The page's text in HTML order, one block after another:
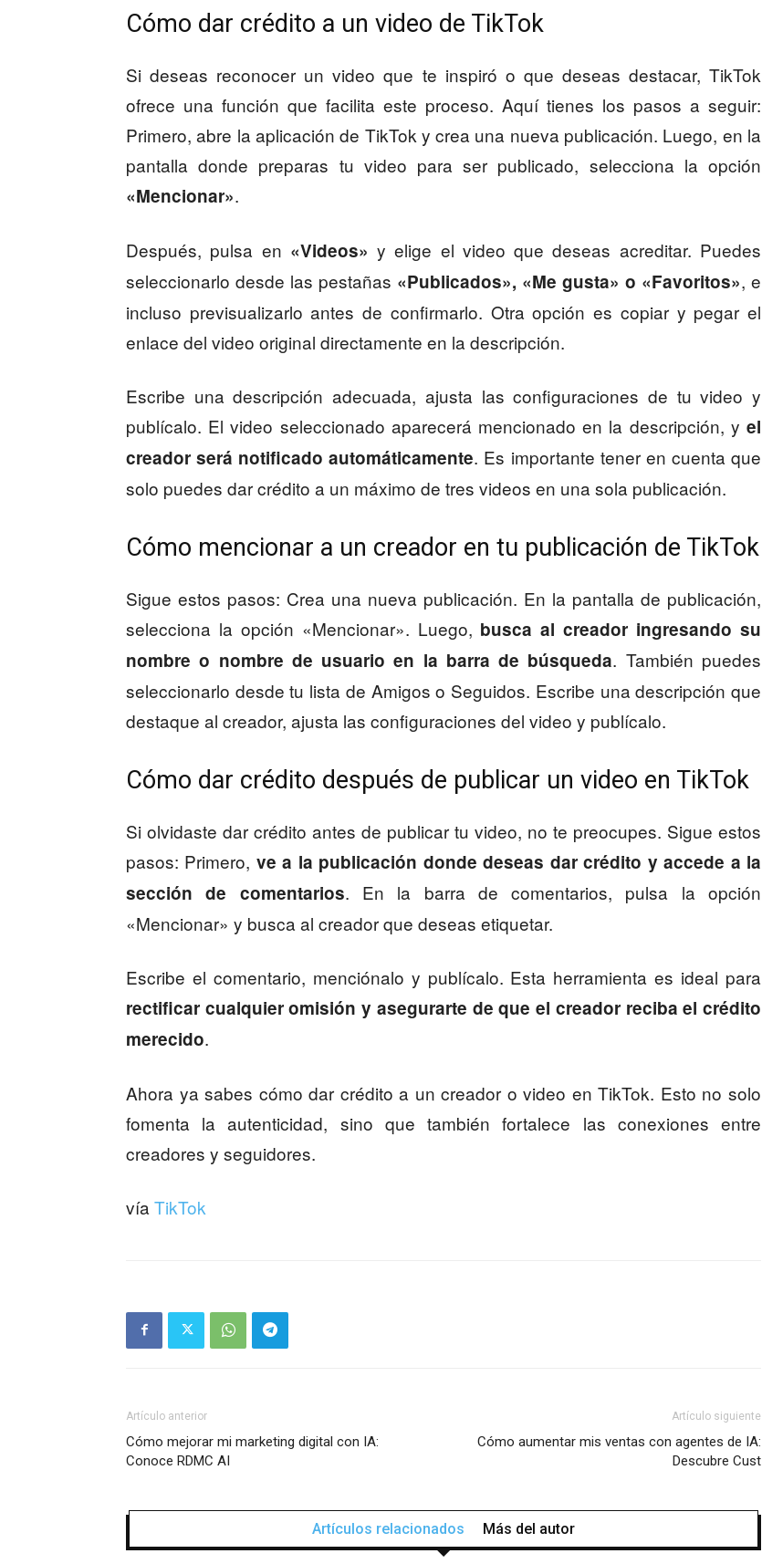
Cómo dar crédito a un video de TikTok
Si deseas reconocer un video que te inspiró o que deseas destacar, TikTok
ofrece una función que facilita este proceso. Aquí tienes los pasos a seguir:
Primero, abre la aplicación de TikTok y crea una nueva publicación. Luego, en la
pantalla donde preparas tu video para ser publicado, selecciona la opción
«Mencionar».
Después, pulsa en «Videos» y elige el video que deseas acreditar. Puedes
seleccionarlo desde las pestañas «Publicados», «Me gusta» o «Favoritos», e
incluso previsualizarlo antes de confirmarlo. Otra opción es copiar y pegar el
enlace del video original directamente en la descripción.
Escribe una descripción adecuada, ajusta las configuraciones de tu video y
publícalo. El video seleccionado aparecerá mencionado en la descripción, y el
creador será notificado automáticamente. Es importante tener en cuenta que
solo puedes dar crédito a un máximo de tres videos en una sola publicación.
Cómo mencionar a un creador en tu publicación de TikTok
Sigue estos pasos: Crea una nueva publicación. En la pantalla de publicación,
selecciona la opción «Mencionar». Luego, busca al creador ingresando su
nombre o nombre de usuario en la barra de búsqueda. También puedes
seleccionarlo desde tu lista de Amigos o Seguidos. Escribe una descripción que
destaque al creador, ajusta las configuraciones del video y publícalo.
Cómo dar crédito después de publicar un video en TikTok
Si olvidaste dar crédito antes de publicar tu video, no te preocupes. Sigue estos
pasos: Primero, ve a la publicación donde deseas dar crédito y accede a la
sección de comentarios. En la barra de comentarios, pulsa la opción
«Mencionar» y busca al creador que deseas etiquetar.
Escribe el comentario, menciónalo y publícalo. Esta herramienta es ideal para
rectificar cualquier omisión y asegurarte de que el creador reciba el crédito
merecido.
Ahora ya sabes cómo dar crédito a un creador o video en TikTok. Esto no solo
fomenta la autenticidad, sino que también fortalece las conexiones entre
creadores y seguidores.
vía TikTok
Artículo anterior
Cómo mejorar mi marketing digital con IA:
Conoce RDMC AI
Artículo siguiente
Cómo aumentar mis ventas con agentes de IA:
Descubre Cust
Artículos relacionados Más del autor